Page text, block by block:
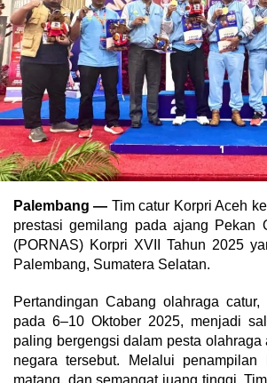
Palembang — Tim catur Korpri Aceh
prestasi gemilang pada ajang Pekan
(PORNAS) Korpri XVII Tahun 2025
Palembang, Sumatera Selatan.
Pertandingan Cabang olahraga catur,
pada 6–10 Oktober 2025, menjadi
paling bergengsi dalam pesta olahraga
negara tersebut. Melalui penampilan